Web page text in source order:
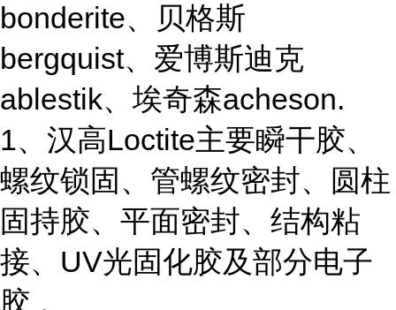
bonderite、贝格斯
bergquist、爱博斯迪克
ablestik、埃奇森acheson.
1、汉高Loctite主要瞬干胶、
螺纹锁固、管螺纹密封、圆柱
固持胶、平面密封、结构粘
接、UV光固化胶及部分电子
胶 。